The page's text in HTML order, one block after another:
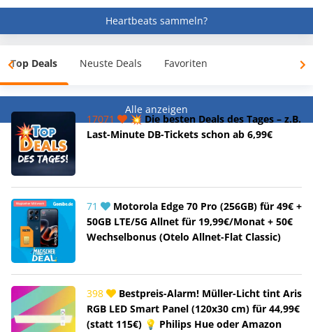
Heartbeats sammeln?
Top Deals Neuste Deals Favoriten
Alle anzeigen
17071
💥 Die besten Deals des Tages – z.B.
Last-Minute DB-Tickets schon ab 6,99€
71
Motorola Edge 70 Pro (256GB) für 49€ +
50GB LTE/5G Allnet für 19,99€/Monat + 50€
Wechselbonus (Otelo Allnet-Flat Classic)
398
Bestpreis-Alarm! Müller-Licht tint Aris
RGB LED Smart Panel (120x30 cm) für 44,99€
(statt 115€) 💡 Philips Hue oder Amazon